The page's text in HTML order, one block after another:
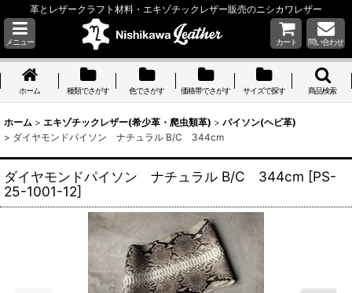
革とレザークラフト材料・エキゾチックレザー販売のニシカワレザー
メニュー カート 問い合わせ
ホーム 種類でさがす 色でさがす 価格帯でさがす サイズで探す 商品検索
ホーム > エキゾチックレザー(希少革・爬虫類革) > パイソン(ヘビ革)
> ダイヤモンドパイソン ナチュラル B/C 344cm
ダイヤモンドパイソン ナチュラル B/C 344cm [PS-
25-1001-12]